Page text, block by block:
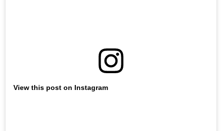
View this post on Instagram